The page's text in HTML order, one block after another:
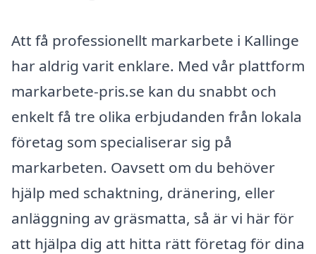
Att få professionellt markarbete i Kallinge
har aldrig varit enklare. Med vår plattform
markarbete-pris.se kan du snabbt och
enkelt få tre olika erbjudanden från lokala
företag som specialiserar sig på
markarbeten. Oavsett om du behöver
hjälp med schaktning, dränering, eller
anläggning av gräsmatta, så är vi här för
att hjälpa dig att hitta rätt företag för dina